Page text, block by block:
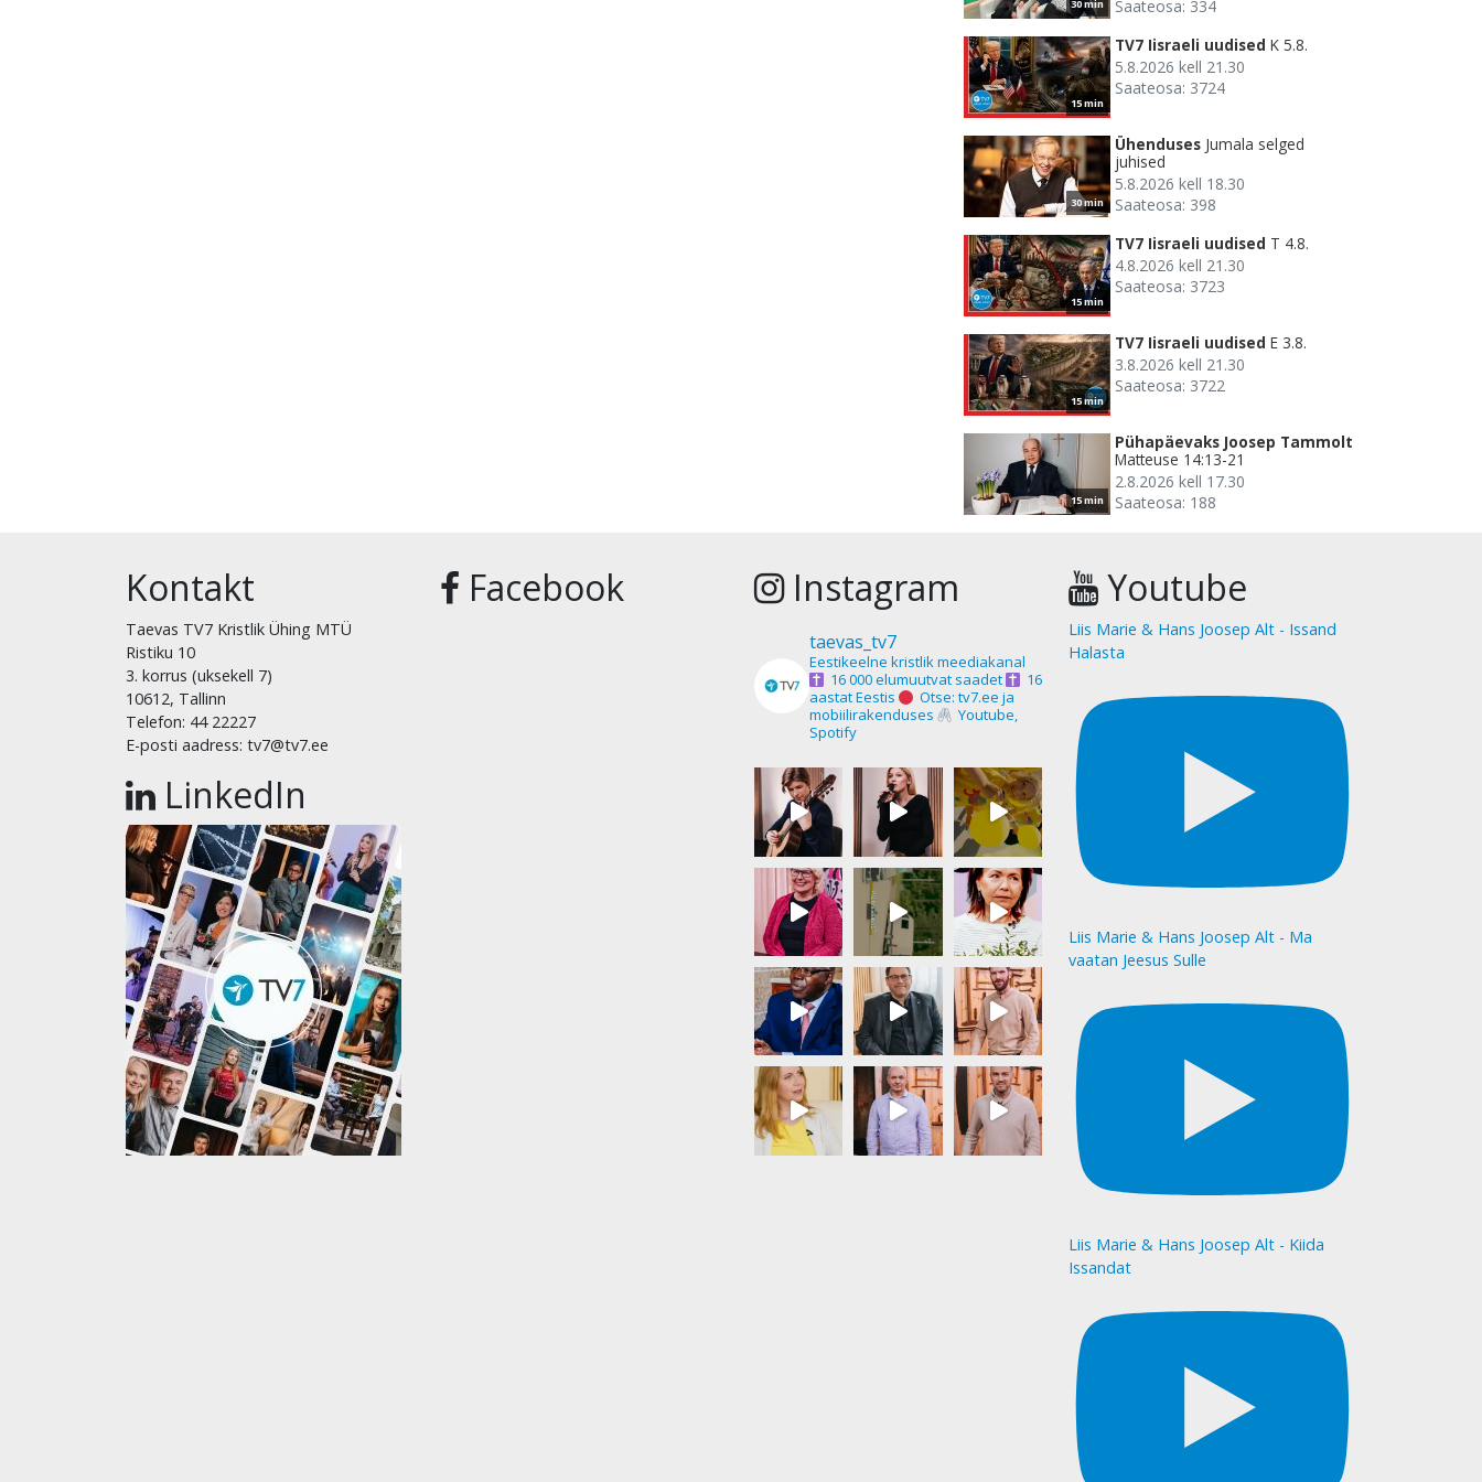
30 min Saateosa: 334
15 min
TV7 Iisraeli uudised K 5.8.
5.8.2026 kell 21.30
Saateosa: 3724
30 min
Ühenduses Jumala selged
juhised
5.8.2026 kell 18.30
Saateosa: 398
15 min
TV7 Iisraeli uudised T 4.8.
4.8.2026 kell 21.30
Saateosa: 3723
15 min
TV7 Iisraeli uudised E 3.8.
3.8.2026 kell 21.30
Saateosa: 3722
15 min
Pühapäevaks Joosep Tammolt
Matteuse 14:13-21
2.8.2026 kell 17.30
Saateosa: 188
Kontakt
Taevas TV7 Kristlik Ühing MTÜ
Ristiku 10
3. korrus (uksekell 7)
10612, Tallinn
Telefon: 44 22227
E-posti aadress: tv7@tv7.ee
LinkedIn
Facebook Instagram
taevas_tv7
Eestikeelne kristlik meediakanal
16 000 elumuutvat saadet
16
aastat Eestis
Otse: tv7.ee ja
mobiilirakenduses
Youtube,
Spotify
Youtube
Liis Marie & Hans Joosep Alt - Issand
Halasta
Liis Marie & Hans Joosep Alt - Ma
vaatan Jeesus Sulle
Liis Marie & Hans Joosep Alt - Kiida
Issandat